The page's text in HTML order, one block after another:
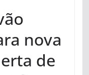
nova
de